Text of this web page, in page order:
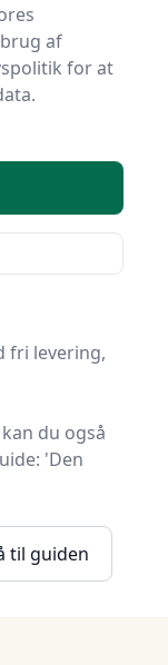
på
arbejdet for
på
fri levering,
du også
'Den
til guiden
af
for at